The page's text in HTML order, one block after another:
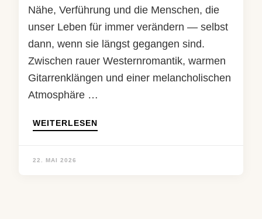
Nähe, Verführung und die Menschen, die
unser Leben für immer verändern — selbst
dann, wenn sie längst gegangen sind.
Zwischen rauer Westernromantik, warmen
Gitarrenklängen und einer melancholischen
Atmosphäre …
WEITERLESEN
22. MAI 2026